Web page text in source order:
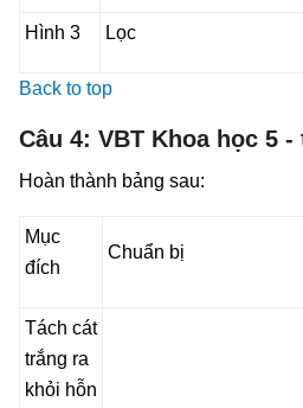
Hình 3 Lọc
Back to top
Câu 4: VBT Khoa học 5 -
Hoàn thành bảng sau:
Mục
đích
Chuẩn bị
Tách cát
trắng ra
khỏi hỗn